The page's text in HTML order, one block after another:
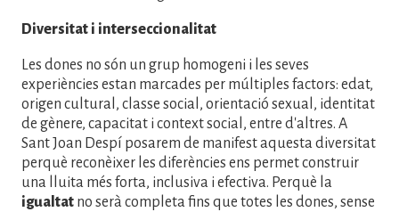
Diversitat i interseccionalitat
Les dones no són un grup homogeni i les seves
experiències estan marcades per múltiples factors: edat,
origen cultural, classe social, orientació sexual, identitat
de gènere, capacitat i context social, entre d'altres. A
Sant Joan Despí posarem de manifest aquesta diversitat
perquè reconèixer les diferències ens permet construir
una lluita més forta, inclusiva i efectiva. Perquè la
igualtat no serà completa fins que totes les dones, sense